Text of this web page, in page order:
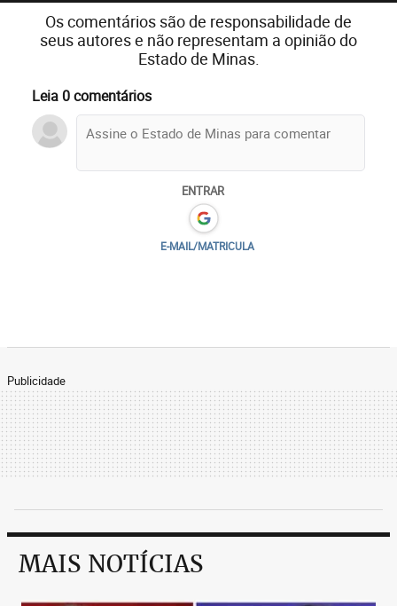
Os comentários são de responsabilidade de
seus autores e não representam a opinião do
Estado de Minas.
Leia 0 comentários
ENTRAR
E-MAIL/MATRICULA
Publicidade
MAIS NOTÍCIAS